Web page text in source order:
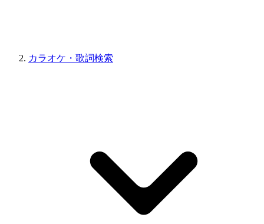
カラオケ・歌詞検索